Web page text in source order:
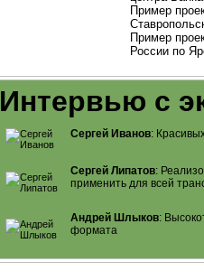
Пример
Пример
России по
Интервью с
Сергей Иванов:
Сергей Липатов:
применить для всей
Андрей Шлыков:
формата